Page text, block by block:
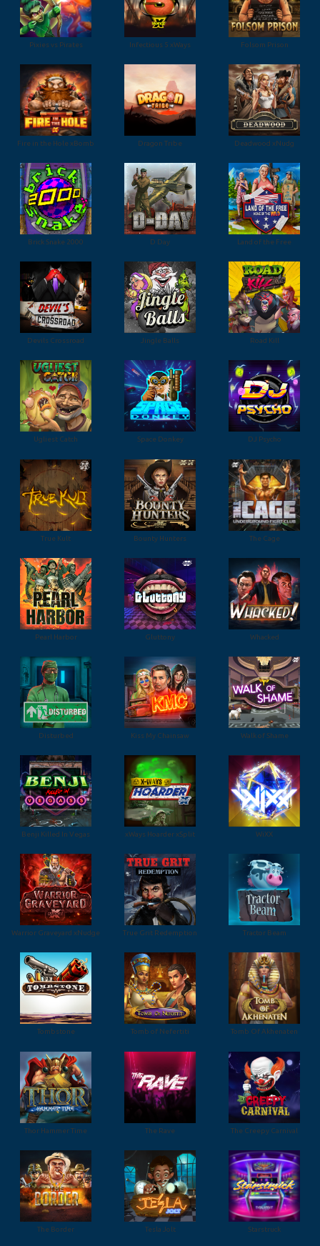
Pixies vs Pirates Infectious 5 xWays Folsom Prison
Fire in the Hole xBomb Dragon Tribe Deadwood xNudg
Brick Snake 2000 D Day Land of the Free
Devils Crossroad Jingle Balls Road Kill
Ugliest Catch Space Donkey DJ Psycho
True Kult Bounty Hunters The Cage
Pearl Harbor Gluttony Whacked
Disturbed Kiss My Chainsaw Walk of Shame
Benji Killed In Vegas xWays Hoarder xSplit WiXX
Warrior Graveyard xNudge True Grit Redemption Tractor Beam
Tombstone Tomb of Nefertiti Tomb Of Akhenaten
Thor Hammer Time The Rave The Creepy Carnival
The Border Tesla Jolt Starstruck